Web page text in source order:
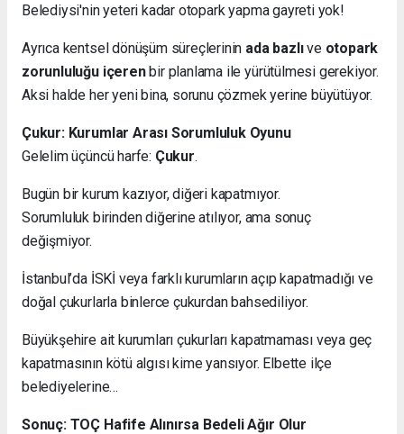
Belediysi'nin yeteri kadar otopark yapma gayreti yok!
Ayrıca kentsel dönüşüm süreçlerinin ada bazlıve otopark
zorunluluğu içerenbir planlama ile yürütülmesi gerekiyor.
Aksi halde her yeni bina, sorunu çözmek yerine büyütüyor.
Çukur: Kurumlar Arası Sorumluluk Oyunu
Gelelim üçüncü harfe: Çukur.
Bugün bir kurum kazıyor, diğeri kapatmıyor.
Sorumluluk birinden diğerine atılıyor, ama sonuç
değişmiyor.
İstanbul’da İSKİ veya farklı kurumların açıp kapatmadığı ve
doğal çukurlarla binlerce çukurdan bahsediliyor.
Büyükşehire ait kurumları çukurları kapatmaması veya geç
kapatmasının kötü algısı kime yansıyor. Elbette ilçe
belediyelerine…
Sonuç: TOÇ Hafife Alınırsa Bedeli Ağır Olur